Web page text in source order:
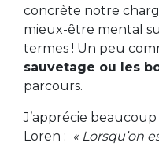
concrète notre
mieux-être mental
termes ! Un peu
sauvetage ou les
parcours.
J’apprécie
Loren : « Lorsqu’on